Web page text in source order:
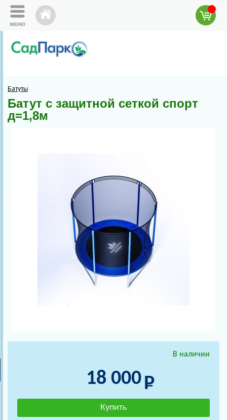
Батуты
Батут с защитной сеткой спорт
д=1,8м
В наличии
18 000